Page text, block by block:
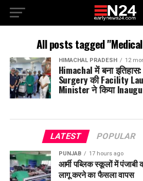
All posts tagged
HIMACHAL PRADESH 12
Himachal में बना
Surgery की Facility
Minister ने किया
LATEST POPULAR
PUNJAB 17 hours ago
आर्मी पब्लिक स्कूलों में पंजाबी
लागू करने का फैसला वापस